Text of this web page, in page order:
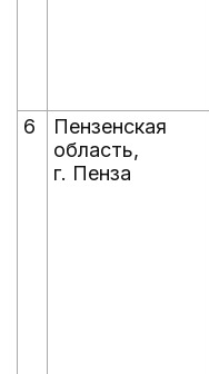
6
Пензенская
область,
г. Пенза